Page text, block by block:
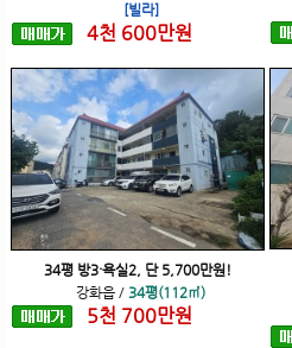
[빌라]
4천 600만원
34평 방3·욕실2, 단 5,700만원!
강화읍 / 34평(112㎡)
5천 700만원